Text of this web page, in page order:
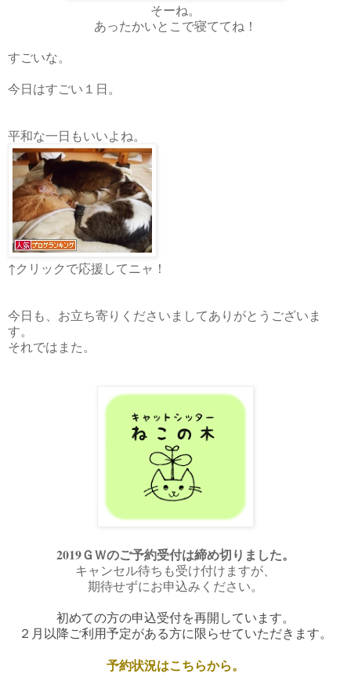
そーね。
あったかいとこで寝ててね！
すごいな。
今日はすごい１日。
平和な一日もいいよね。
↑クリックで応援してニャ！
今日も、お立ち寄りくださいましてありがとうございま
す。
それではまた。
2019ＧＷのご予約受付は締め切りました。
キャンセル待ちも受け付けますが、
期待せずにお申込みください。
初めての方の申込受付を再開しています。
２月以降ご利用予定がある方に限らせていただきます。
予約状況はこちらから。